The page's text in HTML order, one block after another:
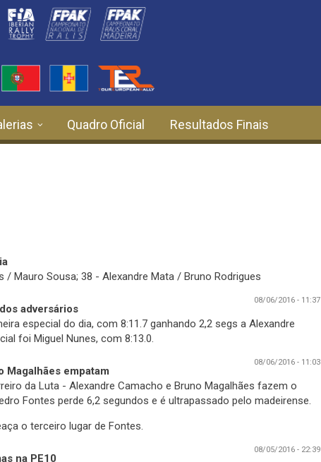
Quadro Oficial Resultados Finais
/ Mauro Sousa; 38 - Alexandre Mata / Bruno Rodrigues
08/06/2016 - 11:37
adversários
especial do dia, com 8:11.7 ganhando 2,2 segs a Alexandre
foi Miguel Nunes, com 8:13.0.
08/06/2016 - 11:03
Magalhães empatam
da Luta - Alexandre Camacho e Bruno Magalhães fazem o
Fontes perde 6,2 segundos e é ultrapassado pelo madeirense.
o terceiro lugar de Fontes.
08/05/2016 - 22:39
na PE10